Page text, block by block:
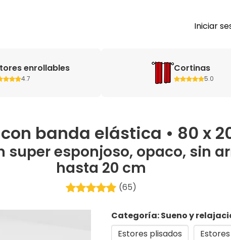
Iniciar
enrollables
4.7
Cortinas
5.0
banda elástica • 80 x
super esponjoso, opaco, sin
hasta 20 cm
(65)
Categoría: Sueno y
Estores plisados